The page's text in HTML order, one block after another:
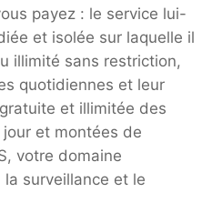
payez : le service lui-
et isolée sur laquelle il
illimité sans restriction,
quotidiennes et leur
et illimitée des
et montées de
votre domaine
surveillance et le